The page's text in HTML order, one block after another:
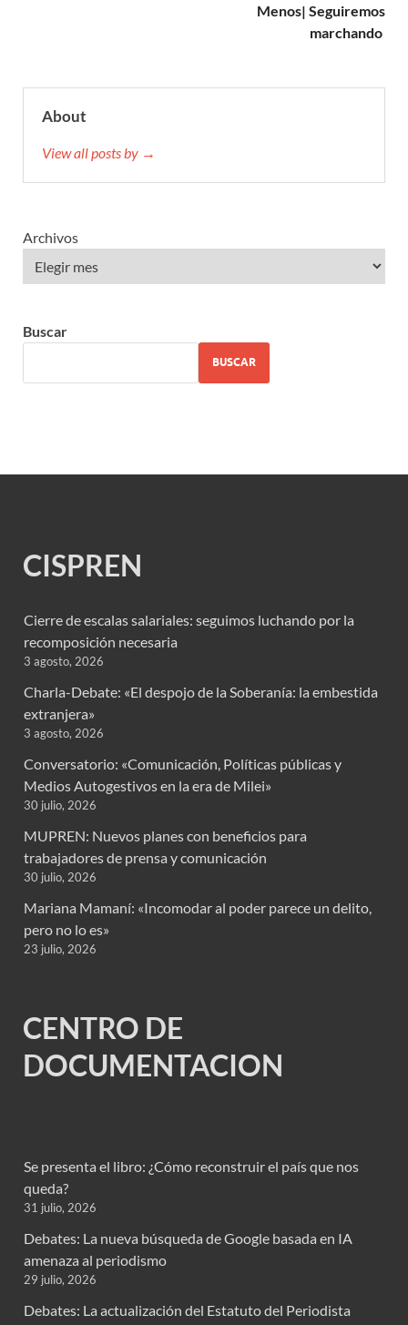
Menos| Seguiremos
marchando
About
View all posts by →
Archivos
Buscar
BUSCAR
CISPREN
Cierre de escalas salariales: seguimos luchando por la
recomposición necesaria
3 agosto, 2026
Charla-Debate: «El despojo de la Soberanía: la embestida
extranjera»
3 agosto, 2026
Conversatorio: «Comunicación, Políticas públicas y
Medios Autogestivos en la era de Milei»
30 julio, 2026
MUPREN: Nuevos planes con beneficios para
trabajadores de prensa y comunicación
30 julio, 2026
Mariana Mamaní: «Incomodar al poder parece un delito,
pero no lo es»
23 julio, 2026
CENTRO DE
DOCUMENTACION
Se presenta el libro: ¿Cómo reconstruir el país que nos
queda?
31 julio, 2026
Debates: La nueva búsqueda de Google basada en IA
amenaza al periodismo
29 julio, 2026
Debates: La actualización del Estatuto del Periodista